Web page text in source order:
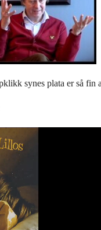
synes plata er så fin